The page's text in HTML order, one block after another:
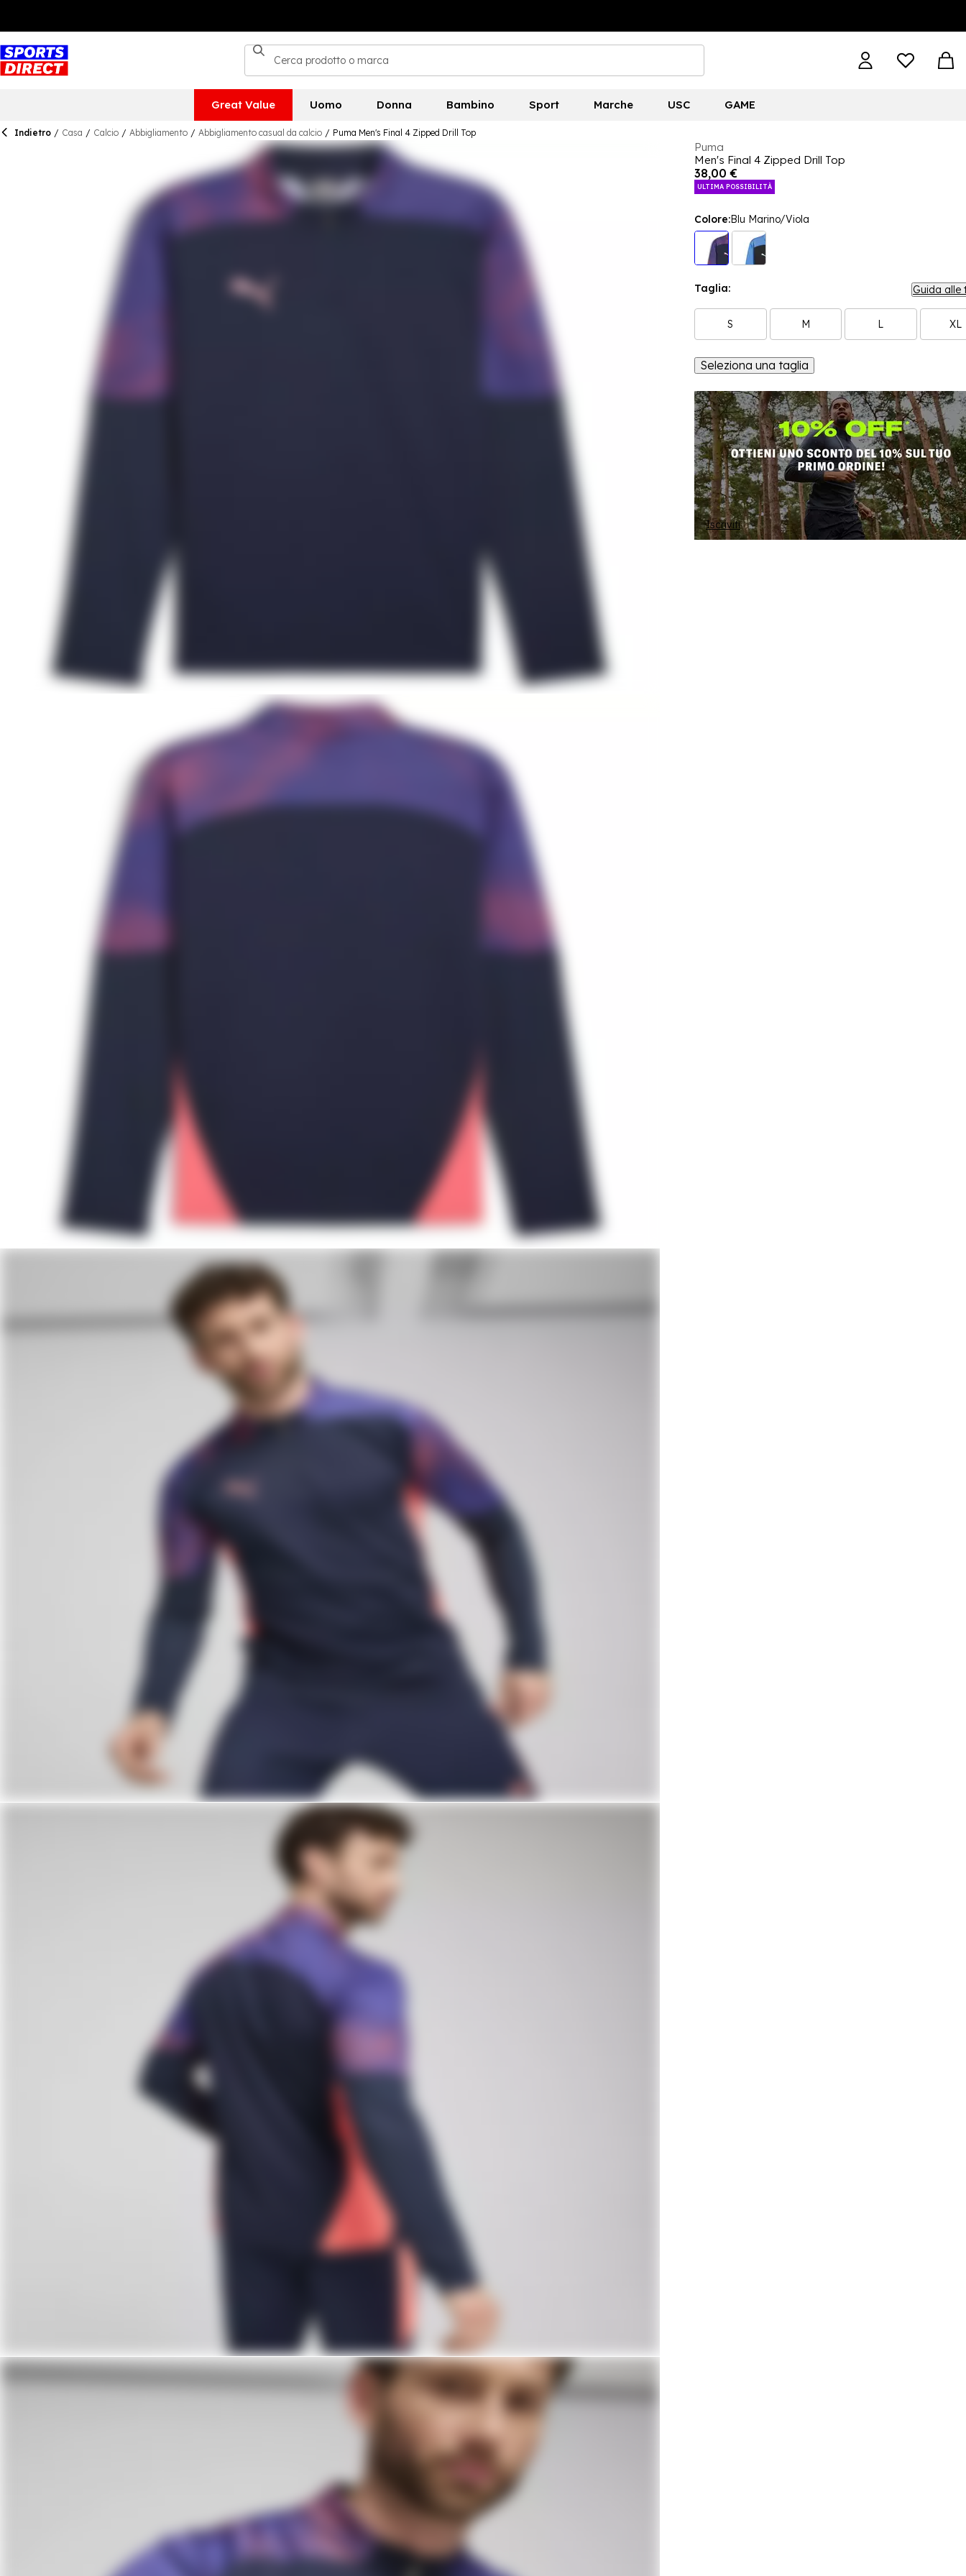
Great Value Uomo Donna Bambino Sport Marche USC GAME
Indietro / Casa / Calcio / Abbigliamento / Abbigliamento casual da calcio / Puma Men's Final 4 Zipped Drill Top
Puma
Men's Final 4 Zipped Drill Top
38,00 €
ULTIMA POSSIBILITÀ
Colore:Blu Marino/Viola
Taglia: Guida alle
S M L XL
Seleziona una taglia
Iscriviti